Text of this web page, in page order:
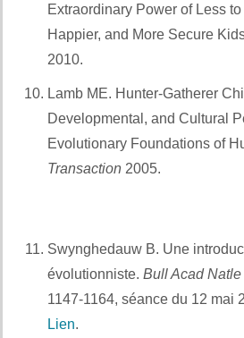
Extraordinary Power of Less
Happier, and More Secure
2010.
Lamb ME. Hunter-Gatherer
Developmental, and Cultural
Evolutionary Foundations of
Transaction 2005.
Swynghedauw B. Une
évolutionniste. Bull Acad Natle
1147-1164, séance du 12 mai
Lien.